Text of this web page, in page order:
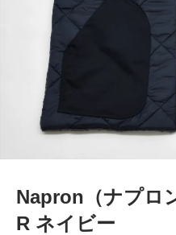
Napron（ナプロ
R ネイビー